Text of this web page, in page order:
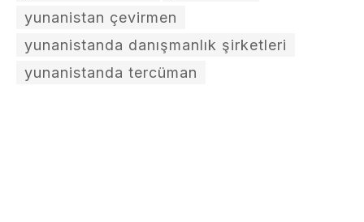
yunanistan çevirmen
yunanistanda danışmanlık şirketleri
yunanistanda tercüman